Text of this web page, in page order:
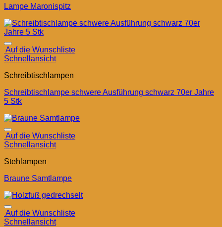
Lampe Maronispitz
Auf die Wunschliste
Schnellansicht
Schreibtischlampen
Schreibtischlampe schwere Ausführung schwarz 70er Jahre
5 Stk
Auf die Wunschliste
Schnellansicht
Stehlampen
Braune Samtlampe
Auf die Wunschliste
Schnellansicht